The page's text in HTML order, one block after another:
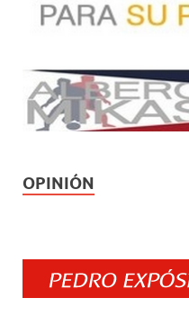
OPINIÓN